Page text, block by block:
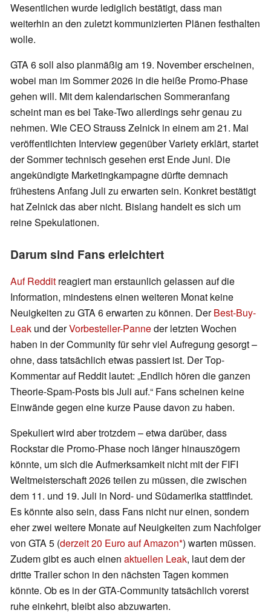
Wesentlichen wurde lediglich bestätigt, dass man
weiterhin an den zuletzt kommunizierten Plänen festhalten
wolle.
GTA 6 soll also planmäßig am 19. November erscheinen,
wobei man im Sommer 2026 in die heiße Promo-Phase
gehen will. Mit dem kalendarischen Sommeranfang
scheint man es bei Take-Two allerdings sehr genau zu
nehmen. Wie CEO Strauss Zelnick in einem am 21. Mai
veröffentlichten Interview gegenüber Variety erklärt, startet
der Sommer technisch gesehen erst Ende Juni. Die
angekündigte Marketingkampagne dürfte demnach
frühestens Anfang Juli zu erwarten sein. Konkret bestätigt
hat Zelnick das aber nicht. Bislang handelt es sich um
reine Spekulationen.
Darum sind Fans erleichtert
Auf Reddit reagiert man erstaunlich gelassen auf die
Information, mindestens einen weiteren Monat keine
Neuigkeiten zu GTA 6 erwarten zu können. DerBest-Buy-
Leak und derVorbesteller-Panneder letzten Wochen
haben in der Community für sehr viel Aufregung gesorgt –
ohne, dass tatsächlich etwas passiert ist. Der Top-
Kommentar auf Reddit lautet: „Endlich hören die ganzen
Theorie-Spam-Posts bis Juli auf.“ Fans scheinen keine
Einwände gegen eine kurze Pause davon zu haben.
Spekuliert wird aber trotzdem – etwa darüber, dass
Rockstar die Promo-Phase noch länger hinauszögern
könnte, um sich die Aufmerksamkeit nicht mit der FIFI
Weltmeisterschaft 2026 teilen zu müssen, die zwischen
dem 11. und 19. Juli in Nord- und Südamerika stattfindet.
Es könnte also sein, dass Fans nicht nur einen, sondern
eher zwei weitere Monate auf Neuigkeiten zum Nachfolger
von GTA 5 (derzeit 20 Euro auf Amazon ) warten müssen.
Zudem gibt es auch einen aktuellen Leak, laut dem der
dritte Trailer schon in den nächsten Tagen kommen
könnte. Ob es in der GTA-Community tatsächlich vorerst
ruhe einkehrt, bleibt also abzuwarten.